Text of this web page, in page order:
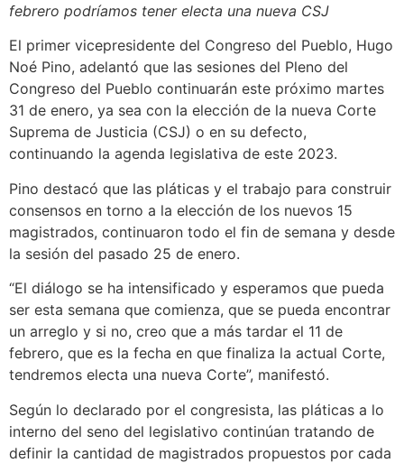
febrero podríamos tener electa una nueva CSJ
El primer vicepresidente del Congreso del Pueblo, Hugo
Noé Pino, adelantó que las sesiones del Pleno del
Congreso del Pueblo continuarán este próximo martes
31 de enero, ya sea con la elección de la nueva Corte
Suprema de Justicia (CSJ) o en su defecto,
continuando la agenda legislativa de este 2023.
Pino destacó que las pláticas y el trabajo para construir
consensos en torno a la elección de los nuevos 15
magistrados, continuaron todo el fin de semana y desde
la sesión del pasado 25 de enero.
“El diálogo se ha intensificado y esperamos que pueda
ser esta semana que comienza, que se pueda encontrar
un arreglo y si no, creo que a más tardar el 11 de
febrero, que es la fecha en que finaliza la actual Corte,
tendremos electa una nueva Corte”, manifestó.
Según lo declarado por el congresista, las pláticas a lo
interno del seno del legislativo continúan tratando de
definir la cantidad de magistrados propuestos por cada